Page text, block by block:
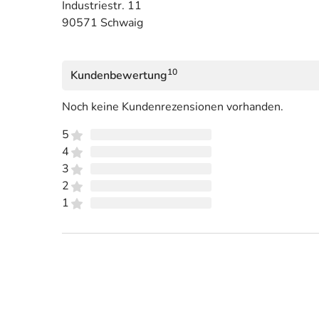
Industriestr. 11
90571 Schwaig
Kundenbewertung10
Noch keine Kundenrezensionen vorhanden.
5
4
3
2
1